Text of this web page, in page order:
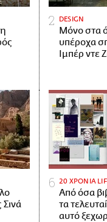
DESIGN
Μόνο στα
υπέροχα
Ιμπέρ ντε
20 ΧΡΟΝΙΑ
Από όσα
τα
αυτό